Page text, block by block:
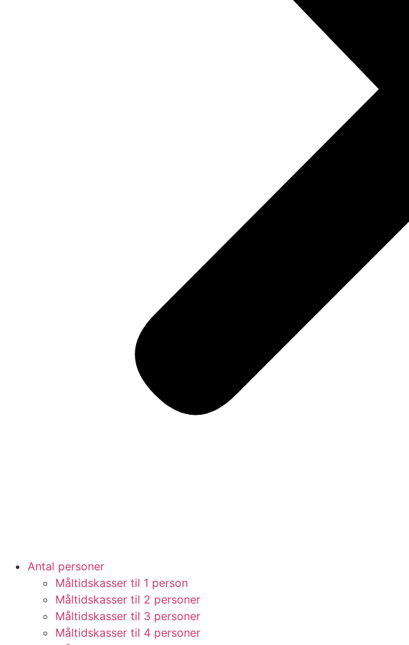
Antal personer
Måltidskasser til 1 person
Måltidskasser til 2 personer
Måltidskasser til 3 personer
Måltidskasser til 4 personer